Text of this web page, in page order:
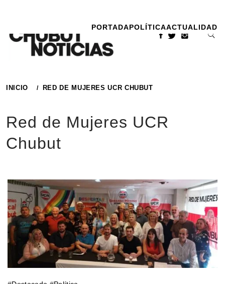
contenido
PORTADAPOLÍTICAACTUALIDAD
INICIO RED DE MUJERES UCR CHUBUT
Red de Mujeres UCR
Chubut